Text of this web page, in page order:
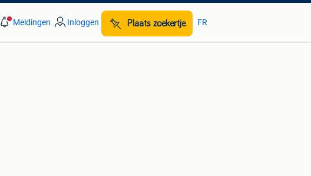
Meldingen Inloggen Plaats zoekertje FR